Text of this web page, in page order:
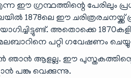
എന്ന ഈ ഗ്രന്ഥത്തിന്റെ
1878ലെ ഈ
അതൊക്കെ
പറ്റി ഗവേഷണം
ഞാൻ ആളല്ല. ഈ പുസ്തകത്തിന്റെ
പങ്കു വെക്കുന്നു.